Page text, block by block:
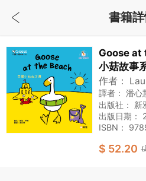
Goose at
小菇故事
作者：
譯者： 潘心
出版社： 新
出版日期：
ISBN：
$ 52.20 (
書籍